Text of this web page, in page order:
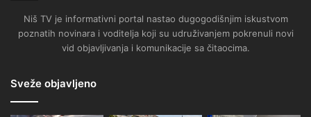
Niš TV je informativni portal nastao dugogodišnjim iskustvom
poznatih novinara i voditelja koji su udruživanjem pokrenuli novi
vid objavljivanja i komunikacije sa čitaocima.
Sveže objavljeno